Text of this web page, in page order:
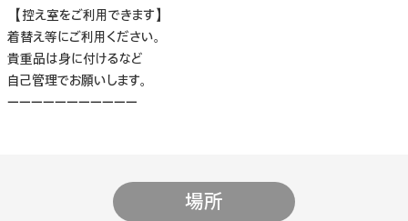
【控え室をご利用できます】
着替え等にご利用ください。
貴重品は身に付けるなど
自己管理でお願いします。
ーーーーーーーーーーー
場所